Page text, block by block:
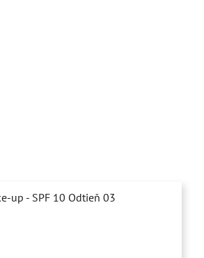
up - SPF 10 Odtieň 03